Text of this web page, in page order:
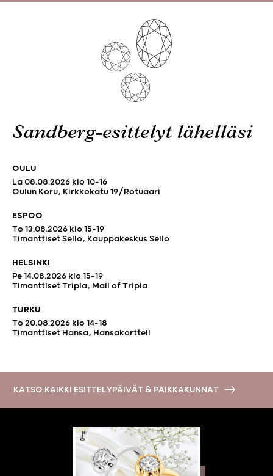
Sandberg-esittelyt lähelläsi
OULU
La 08.08.2026 klo 10-16
Oulun Koru, Kirkkokatu 19/Rotuaari
ESPOO
To 13.08.2026 klo 15-19
Timanttiset Sello, Kauppakeskus Sello
HELSINKI
Pe 14.08.2026 klo 15-19
Timanttiset Tripla, Mall of Tripla
TURKU
To 20.08.2026 klo 14-18
Timanttiset Hansa, Hansakortteli
KATSO KAIKKI ESITTELYPÄIVÄT & PAIKKAKUNNAT